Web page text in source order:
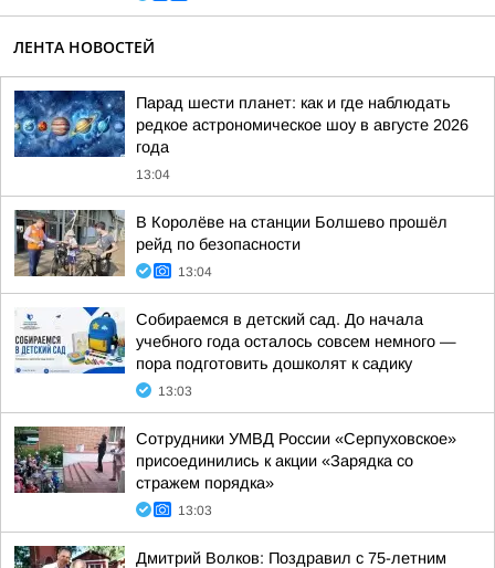
ЛЕНТА НОВОСТЕЙ
Парад шести планет: как и где наблюдать
редкое астрономическое шоу в августе 2026
года
13:04
В Королёве на станции Болшево прошёл
рейд по безопасности
13:04
Собираемся в детский сад. До начала
учебного года осталось совсем немного —
пора подготовить дошколят к садику
13:03
Сотрудники УМВД России «Серпуховское»
присоединились к акции «Зарядка со
стражем порядка»
13:03
Дмитрий Волков: Поздравил с 75-летним